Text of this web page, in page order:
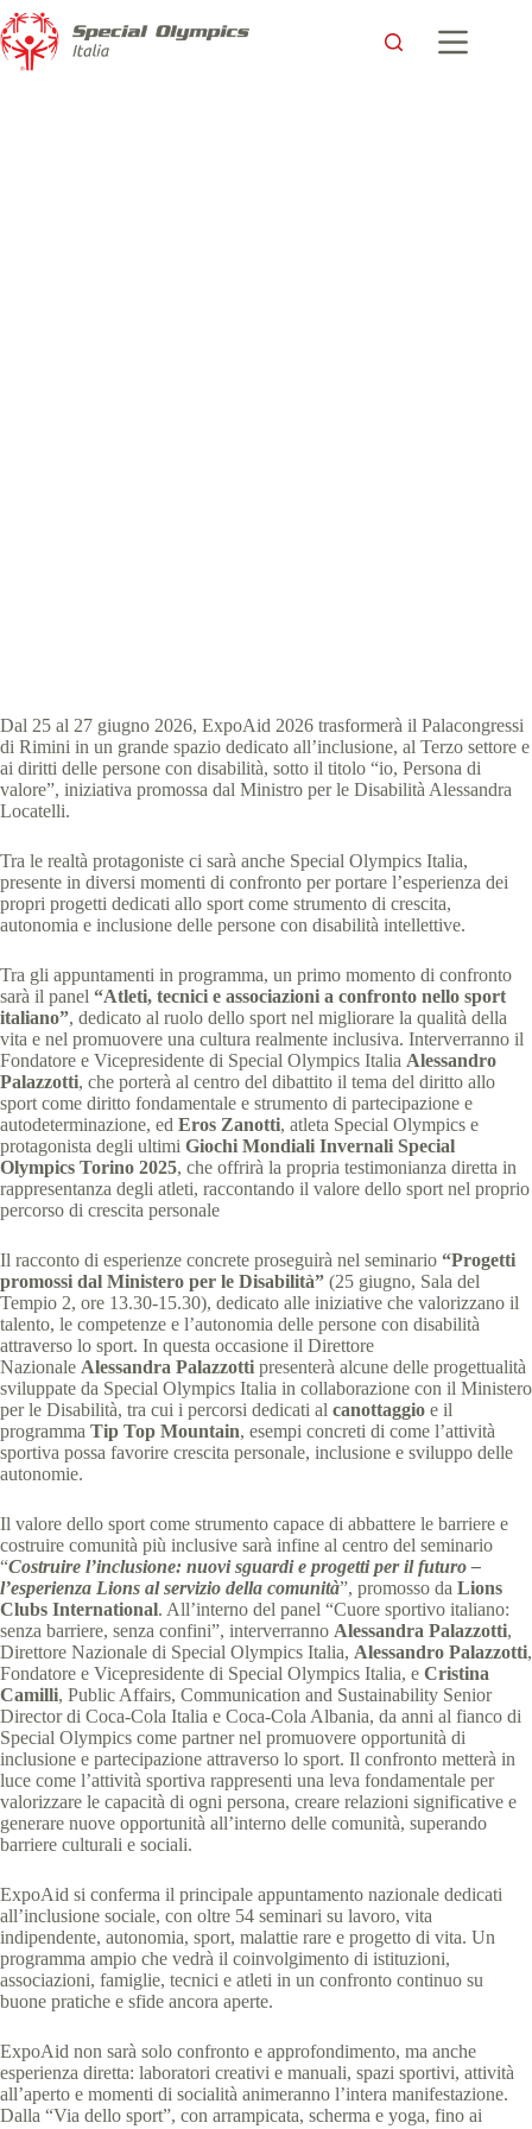
Dal 25 al 27 giugno 2026, ExpoAid 2026 trasformerà il Palacongressi
di Rimini in un grande spazio dedicato all’inclusione, al Terzo settore e
ai diritti delle persone con disabilità, sotto il titolo “io, Persona di
valore”, iniziativa promossa dal Ministro per le Disabilità Alessandra
Locatelli.
Tra le realtà protagoniste ci sarà anche Special Olympics Italia,
presente in diversi momenti di confronto per portare l’esperienza dei
propri progetti dedicati allo sport come strumento di crescita,
autonomia e inclusione delle persone con disabilità intellettive.
Tra gli appuntamenti in programma, un primo momento di confronto
sarà il panel “Atleti, tecnici e associazioni a confronto nello sport
italiano”, dedicato al ruolo dello sport nel migliorare la qualità della
vita e nel promuovere una cultura realmente inclusiva. Interverranno il
Fondatore e Vicepresidente di Special Olympics Italia Alessandro
Palazzotti, che porterà al centro del dibattito il tema del diritto allo
sport come diritto fondamentale e strumento di partecipazione e
autodeterminazione, ed Eros Zanotti, atleta Special Olympics e
protagonista degli ultimi Giochi Mondiali Invernali Special
Olympics Torino 2025, che offrirà la propria testimonianza diretta in
rappresentanza degli atleti, raccontando il valore dello sport nel proprio
percorso di crescita personale
Il racconto di esperienze concrete proseguirà nel seminario “Progetti
promossi dal Ministero per le Disabilità” (25 giugno, Sala del
Tempio 2, ore 13.30-15.30), dedicato alle iniziative che valorizzano il
talento, le competenze e l’autonomia delle persone con disabilità
attraverso lo sport. In questa occasione il Direttore
Nazionale Alessandra Palazzotti presenterà alcune delle progettualità
sviluppate da Special Olympics Italia in collaborazione con il Ministero
per le Disabilità, tra cui i percorsi dedicati al canottaggio e il
programma Tip Top Mountain, esempi concreti di come l’attività
sportiva possa favorire crescita personale, inclusione e sviluppo delle
autonomie.
Il valore dello sport come strumento capace di abbattere le barriere e
costruire comunità più inclusive sarà infine al centro del seminario
“Costruire l’inclusione: nuovi sguardi e progetti per il futuro –
l’esperienza Lions al servizio della comunità”, promosso da Lions
Clubs International. All’interno del panel “Cuore sportivo italiano:
senza barriere, senza confini”, interverranno Alessandra Palazzotti,
Direttore Nazionale di Special Olympics Italia, Alessandro Palazzotti,
Fondatore e Vicepresidente di Special Olympics Italia, e Cristina
Camilli, Public Affairs, Communication and Sustainability Senior
Director di Coca-Cola Italia e Coca-Cola Albania, da anni al fianco di
Special Olympics come partner nel promuovere opportunità di
inclusione e partecipazione attraverso lo sport. Il confronto metterà in
luce come l’attività sportiva rappresenti una leva fondamentale per
valorizzare le capacità di ogni persona, creare relazioni significative e
generare nuove opportunità all’interno delle comunità, superando
barriere culturali e sociali.
ExpoAid si conferma il principale appuntamento nazionale dedicati
all’inclusione sociale, con oltre 54 seminari su lavoro, vita
indipendente, autonomia, sport, malattie rare e progetto di vita. Un
programma ampio che vedrà il coinvolgimento di istituzioni,
associazioni, famiglie, tecnici e atleti in un confronto continuo su
buone pratiche e sfide ancora aperte.
ExpoAid non sarà solo confronto e approfondimento, ma anche
esperienza diretta: laboratori creativi e manuali, spazi sportivi, attività
all’aperto e momenti di socialità animeranno l’intera manifestazione.
Dalla “Via dello sport”, con arrampicata, scherma e yoga, fino ai